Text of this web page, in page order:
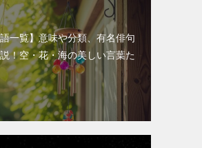
語一覧】意味や分類、有名俳句
！空・花・海の美しい言葉た